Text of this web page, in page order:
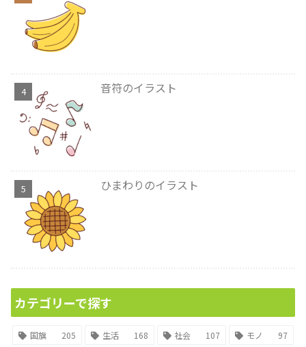
音符のイラスト
ひまわりのイラスト
カテゴリーで探す
国旗 205 生活 168 社会 107 モノ
97